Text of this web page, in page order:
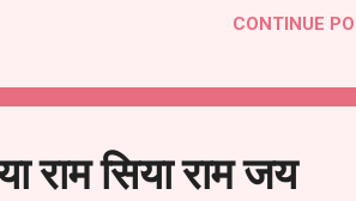
CONTINUE
राम सिया राम जय